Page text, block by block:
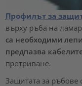
Профилът за
върху ръба на
са необходими
предпазва
протриване.
Защитата за ръбове